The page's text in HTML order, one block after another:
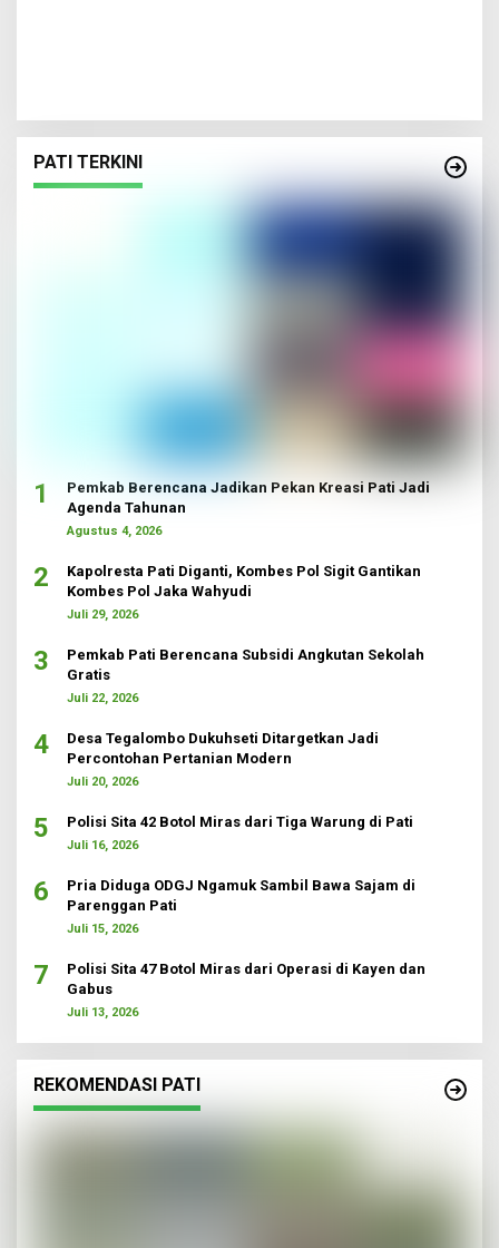
PATI TERKINI
1
Pemkab Berencana Jadikan Pekan Kreasi Pati Jadi
Agenda Tahunan
Agustus 4, 2026
2
Kapolresta Pati Diganti, Kombes Pol Sigit Gantikan
Kombes Pol Jaka Wahyudi
Juli 29, 2026
3
Pemkab Pati Berencana Subsidi Angkutan Sekolah
Gratis
Juli 22, 2026
4
Desa Tegalombo Dukuhseti Ditargetkan Jadi
Percontohan Pertanian Modern
Juli 20, 2026
5 Polisi Sita 42 Botol Miras dari Tiga Warung di Pati
Juli 16, 2026
6
Pria Diduga ODGJ Ngamuk Sambil Bawa Sajam di
Parenggan Pati
Juli 15, 2026
7
Polisi Sita 47 Botol Miras dari Operasi di Kayen dan
Gabus
Juli 13, 2026
REKOMENDASI PATI